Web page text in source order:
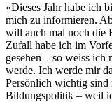
«Dieses Jahr habe ich
mich zu informieren.
will auch mal noch die
Zufall habe ich im
gesehen – so weiss
werde. Ich werde mir
Persönlich wichtig
Bildungspolitik – weil